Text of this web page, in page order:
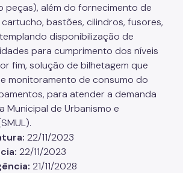
peças), além do fornecimento de
bastões, cilindros, fusores,
disponibilização de
para cumprimento dos níveis
fim, solução de bilhetagem que
monitoramento de consumo do
para atender a demanda
Municipal de Urbanismo e
22/11/2023
22/11/2023
21/11/2028